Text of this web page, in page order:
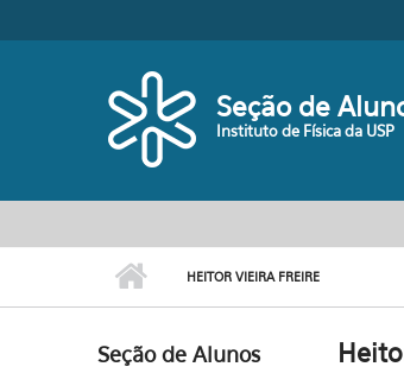
Seção de
Instituto de Física da USP
HEITOR VIEIRA FREIRE
Seção de Alunos